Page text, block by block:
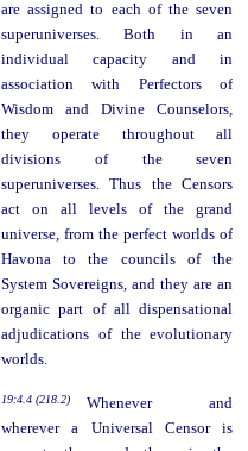
are assigned to each of the seven
superuniverses. Both in an
individual capacity and in
association with Perfectors of
Wisdom and Divine Counselors,
they operate throughout all
divisions of the seven
superuniverses. Thus the Censors
act on all levels of the grand
universe, from the perfect worlds of
Havona to the councils of the
System Sovereigns, and they are an
organic part of all dispensational
adjudications of the evolutionary
worlds.
19:4.4 (218.2)
Whenever and
wherever a Universal Censor is